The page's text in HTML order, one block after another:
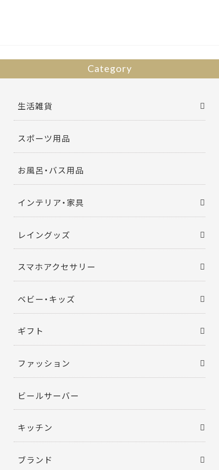
Category
生活雑貨
スポーツ用品
お風呂・バス用品
インテリア・家具
レイングッズ
スマホアクセサリー
ベビー・キッズ
ギフト
ファッション
ビールサーバー
キッチン
ブランド